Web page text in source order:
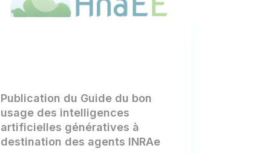
Publication du Guide du bon
usage des intelligences
artificielles génératives à
destination des agents INRAe